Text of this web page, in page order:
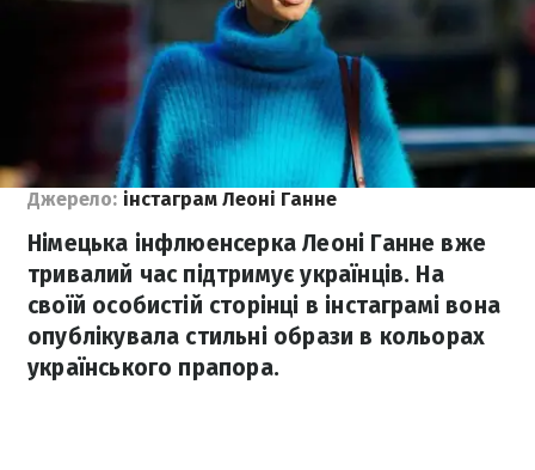
Джерело: інстаграм Леоні Ганне
Німецька інфлюенсерка Леоні Ганне вже
тривалий час підтримує українців. На
своїй особистій сторінці в інстаграмі вона
опублікувала стильні образи в кольорах
українського прапора.